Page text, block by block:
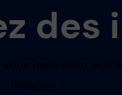
des
vous inscrivant à la
Masque !